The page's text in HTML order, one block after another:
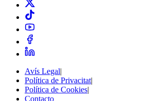
Avís Legal|
Política de Privacitat|
Política de Cookies|
Contacto